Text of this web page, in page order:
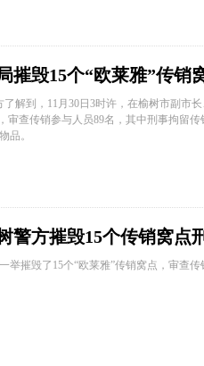
摧毁15个“欧莱雅”传销
了解到，11月30日3时许，在榆树市副市
审查传销参与人员89名，其中刑事拘留
品。
警方摧毁15个传销窝点
举摧毁了15个“欧莱雅”传销窝点，审查